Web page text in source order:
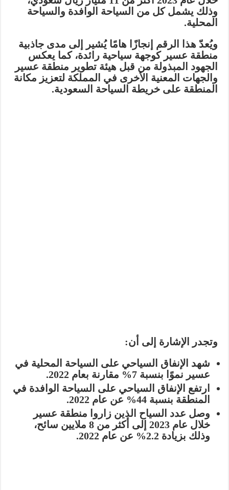
وذلك يشمل كل من السياحة الوافدة والسياحة
المحلية.
ويُعدّ هذا الرقم إنجازًا هامًا يُشير إلى مدى جاذبية
منطقة عسير كوجهة سياحية رائدة، كما يعكس
الجهود المبذولة من قبل هيئة تطوير منطقة عسير
والجهات المعنية الأخرى في المملكة لتعزيز مكانة
المنطقة على خريطة السياحة السعودية.
وتجدر الإشارة إلى أن:
شهد الإنفاق السياحي على السياحة المحلية في
عسير نموًا بنسبة 7%
مقارنة بعام 2022.
ارتفع الإنفاق السياحي على السياحة الوافدة في
المنطقة بنسبة44%
عن عام 2022.
وصل عدد السياح الذين زاروا منطقة عسير
خلال عام 2023 إلى
أكثر من 8 ملايين سائح
،
وذلك بزيادة2.2% عن عام 2022.